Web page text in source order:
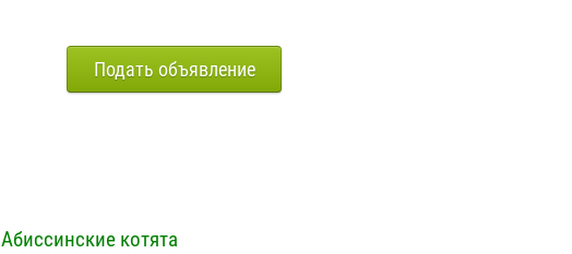
Подать объявление
Абиссинские котята